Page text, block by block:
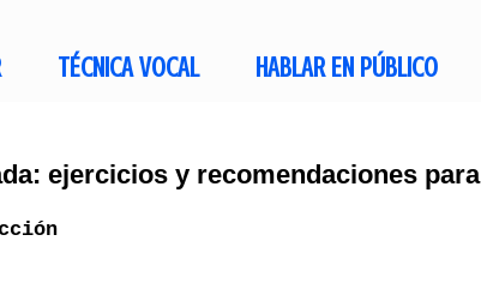
TÉCNICA VOCAL HABLAR EN PÚBLICO
ejercicios y recomendaciones